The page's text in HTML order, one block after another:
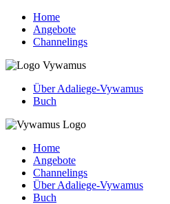
Home
Angebote
Channelings
Über Adaliege-Vywamus
Buch
Home
Angebote
Channelings
Über Adaliege-Vywamus
Buch